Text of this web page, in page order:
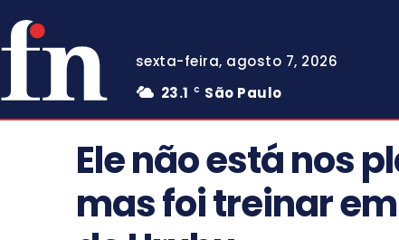
sexta-feira, agosto 7, 2026
23.1
C São Paulo
Ele não está nos
mas foi treinar